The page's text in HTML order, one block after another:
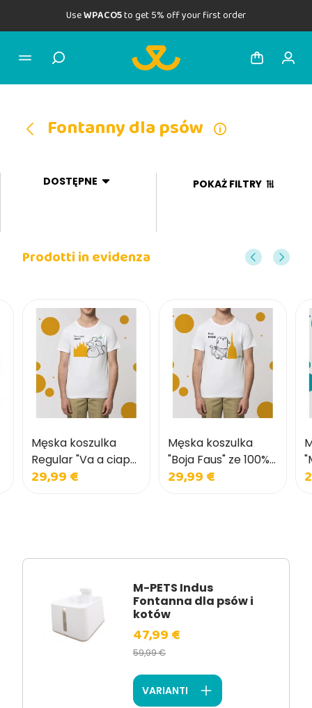
UseWPACO5to get 5% off your first order
Fontanny dla psów
DOSTĘPNE POKAŻ FILTRY
Prodotti in evidenza
Męska koszulka
Regular "Va a ciapà
i ratt" wykonana w
29,99 €
Męska koszulka
"Boja Faus" ze 100%
bawełny o
29,99 €
M-PETS Indus
Fontanna dla psów i
kotów
47,99 €
59,99 €
VARIANTI